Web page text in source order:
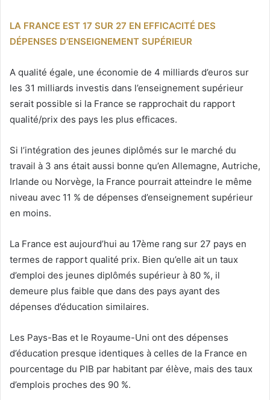
LA FRANCE EST 17 SUR 27 EN EFFICACITÉ DES
DÉPENSES D’ENSEIGNEMENT SUPÉRIEUR
A qualité égale, une économie de 4 milliards d’euros sur
les 31 milliards investis dans l’enseignement supérieur
serait possible si la France se rapprochait du rapport
qualité/prix des pays les plus efficaces.
Si l’intégration des jeunes diplômés sur le marché du
travail à 3 ans était aussi bonne qu’en Allemagne, Autriche,
Irlande ou Norvège, la France pourrait atteindre le même
niveau avec 11 % de dépenses d’enseignement supérieur
en moins.
La France est aujourd’hui au 17ème rang sur 27 pays en
termes de rapport qualité prix. Bien qu’elle ait un taux
d’emploi des jeunes diplômés supérieur à 80 %, il
demeure plus faible que dans des pays ayant des
dépenses d’éducation similaires.
Les Pays-Bas et le Royaume-Uni ont des dépenses
d’éducation presque identiques à celles de la France en
pourcentage du PIB par habitant par élève, mais des taux
d’emplois proches des 90 %.